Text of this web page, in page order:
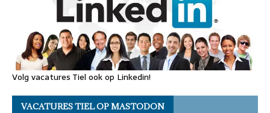
Volg vacatures Tiel ook op Linkedin!
VACATURES TIEL OP MASTODON